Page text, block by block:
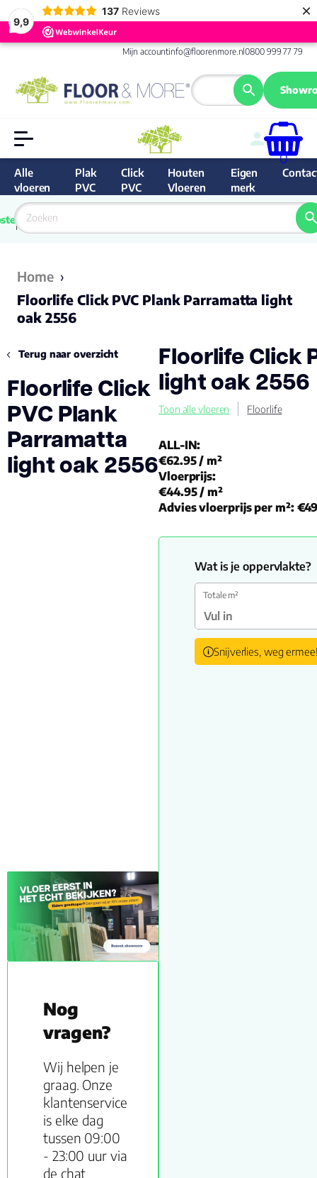
9,9
137 Reviews ×
Mijn accountinfo@floorenmore.nl0800 999 77 79
0
Alle
vloeren
Plak
PVC
Click
PVC
Houten
Vloeren
Eigen
merk
van
Nederland
9.6/10
Home ›
Floorlife Click PVC Plank Parramatta light
oak 2556
Terug naar overzicht
Floorlife Click
PVC Plank
Parramatta
light oak 2556
Nog
vragen?
Wij helpen je
graag. Onze
klantenservice
is elke dag
tussen 09:00
- 23:00 uur via
de chat
Floorlife Click
light oak 2556
Toon alle vloeren Floorlife
ALL-IN:
€62.95/ m²
Vloerprijs:
€44.95/ m²
Advies vloerprijs per m²:
Wat is je oppervlakte?
Totale m²
Snijverlies, weg